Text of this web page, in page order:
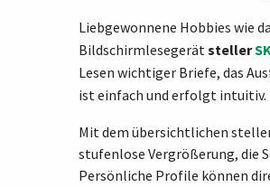
Liebgewonnene Hobbies wie
Bildschirmlesegerätsteller
Lesen wichtiger Briefe, das
ist einfach und erfolgt intuitiv.
Mit dem übersichtlichen
stufenlose Vergrößerung, die
Persönliche Profile können